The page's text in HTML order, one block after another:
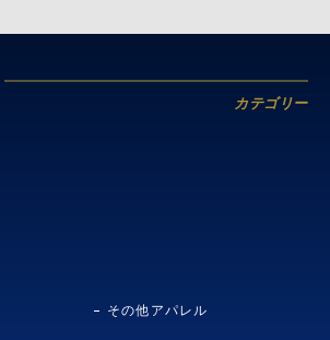
カテゴリー
その他アパレル